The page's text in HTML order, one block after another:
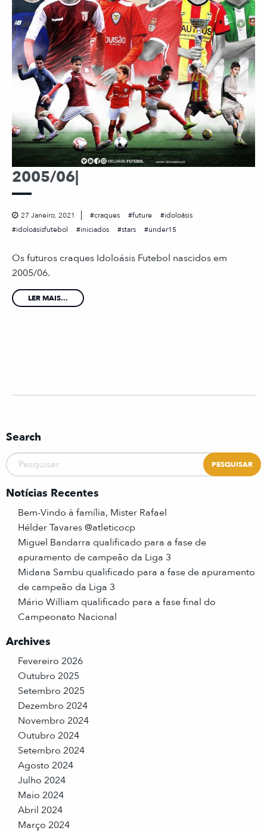
2005/06|
27 Janeiro, 2021 craques future
idoloásis
idoloásisfutebol
iniciados stars under15
Os futuros craques Idoloásis Futebol nascidos em
2005/06.
LER MAIS...
Search
Notícias Recentes
Bem-Vindo à família, Mister Rafael
Hélder Tavares @atleticocp
Miguel Bandarra qualificado para a fase de
apuramento de campeão da Liga 3
Midana Sambu qualificado para a fase de apuramento
de campeão da Liga 3
Mário William qualificado para a fase final do
Campeonato Nacional
Archives
Fevereiro 2026
Outubro 2025
Setembro 2025
Dezembro 2024
Novembro 2024
Outubro 2024
Setembro 2024
Agosto 2024
Julho 2024
Maio 2024
Abril 2024
Março 2024